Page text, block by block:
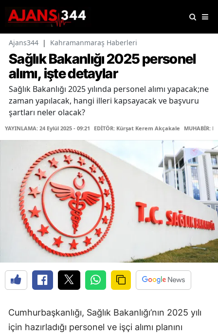
Ajans344 | Kahramanmaraş Haberleri
Sağlık Bakanlığı 2025 personel
alımı, işte detaylar
Sağlık Bakanlığı 2025 yılında personel alımı yapacak;ne
zaman yapılacak, hangi illeri kapsayacak ve başvuru
şartları neler olacak?
YAYINLAMA: 24 Eylül 2025 - 09:21 EDİTÖR: Kürşat Kerem Akçakale MUHABİR:
Cumhurbaşkanlığı, Sağlık Bakanlığı’nın 2025 yılı
için hazırladığı personel ve işçi alımı planını